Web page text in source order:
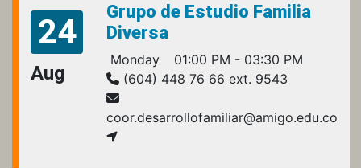
24
Aug
Grupo de Estudio Familia
Diversa
Monday
01:00 PM - 03:30 PM
(604) 448 76 66 ext. 9543
coor.desarrollofamiliar@amigo.edu.co